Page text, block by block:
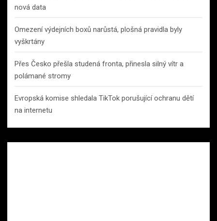
nová data
Omezení výdejních boxů narůstá, plošná pravidla byly
vyškrtány
Přes Česko přešla studená fronta, přinesla silný vítr a
polámané stromy
Evropská komise shledala TikTok porušující ochranu dětí
na internetu